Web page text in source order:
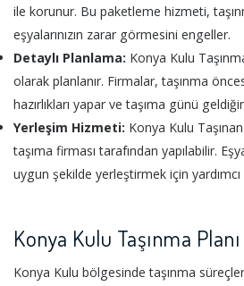
ile korunur. Bu paketleme hizmeti,
eşyalarınızın zarar görmesini engeller.
Detaylı Planlama: Konya Kulu
olarak planlanır. Firmalar, taşınma
hazırlıkları yapar ve taşıma günü
Yerleşim Hizmeti: Konya Kulu
taşıma firması tarafından yapılabilir.
uygun şekilde yerleştirmek için
Konya Kulu Taşınma Planı
Konya Kulu bölgesinde taşınma